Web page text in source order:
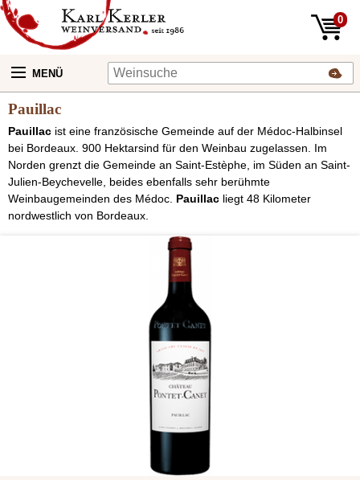
0
MENÜ
Pauillac
Pauillac ist eine französische Gemeinde auf der Médoc-Halbinsel
bei Bordeaux. 900 Hektarsind für den Weinbau zugelassen. Im
Norden grenzt die Gemeinde an Saint-Estèphe, im Süden an Saint-
Julien-Beychevelle, beides ebenfalls sehr berühmte
Weinbaugemeinden des Médoc. Pauillac liegt 48 Kilometer
nordwestlich von Bordeaux.